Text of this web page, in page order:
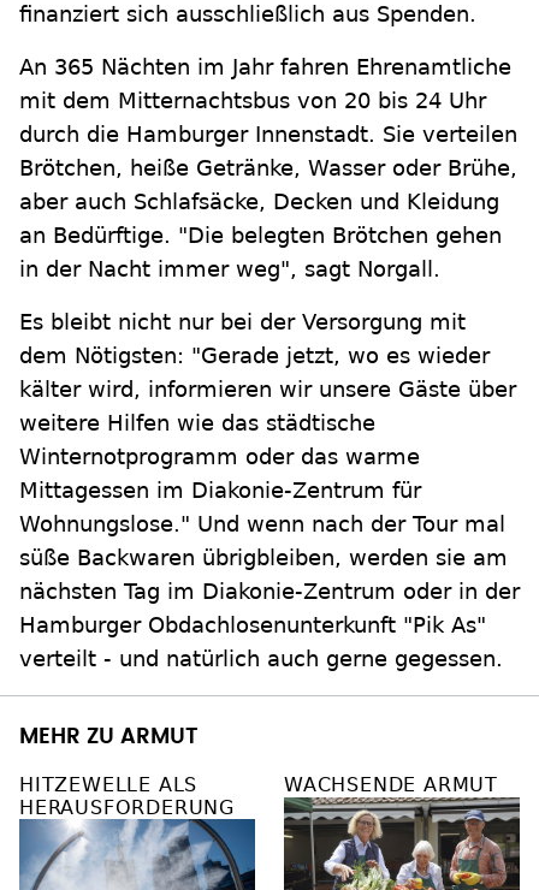
finanziert sich ausschließlich aus Spenden.
An 365 Nächten im Jahr fahren Ehrenamtliche
mit dem Mitternachtsbus von 20 bis 24 Uhr
durch die Hamburger Innenstadt. Sie verteilen
Brötchen, heiße Getränke, Wasser oder Brühe,
aber auch Schlafsäcke, Decken und Kleidung
an Bedürftige. "Die belegten Brötchen gehen
in der Nacht immer weg", sagt Norgall.
Es bleibt nicht nur bei der Versorgung mit
dem Nötigsten: "Gerade jetzt, wo es wieder
kälter wird, informieren wir unsere Gäste über
weitere Hilfen wie das städtische
Winternotprogramm oder das warme
Mittagessen im Diakonie-Zentrum für
Wohnungslose." Und wenn nach der Tour mal
süße Backwaren übrigbleiben, werden sie am
nächsten Tag im Diakonie-Zentrum oder in der
Hamburger Obdachlosenunterkunft "Pik As"
verteilt - und natürlich auch gerne gegessen.
MEHR ZU ARMUT
HITZEWELLE ALS
HERAUSFORDERUNG
WACHSENDE ARMUT